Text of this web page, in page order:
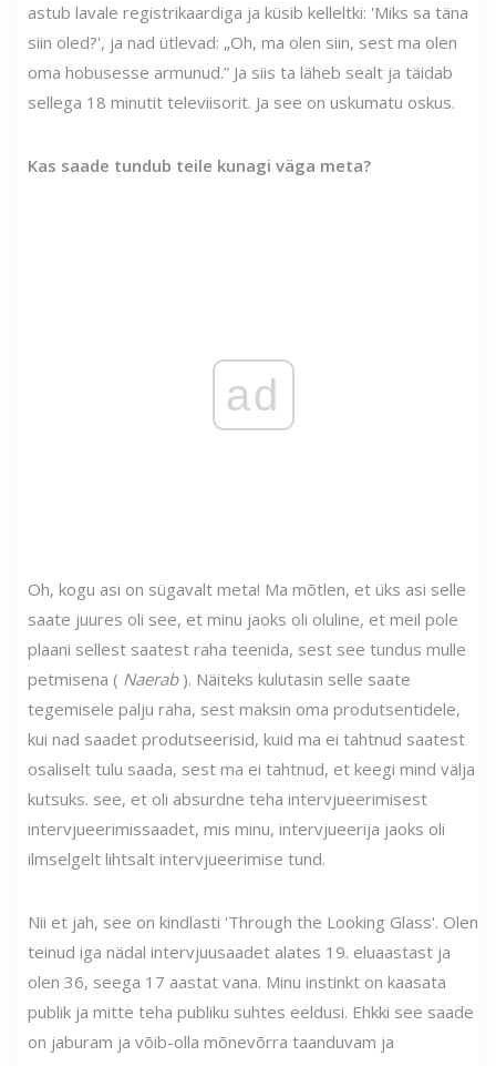
astub lavale registrikaardiga ja küsib kelleltki: 'Miks sa täna
siin oled?', ja nad ütlevad: „Oh, ma olen siin, sest ma olen
oma hobusesse armunud.” Ja siis ta läheb sealt ja täidab
sellega 18 minutit televiisorit. Ja see on uskumatu oskus.
Kas saade tundub teile kunagi väga meta?
ad
Oh, kogu asi on sügavalt meta! Ma mõtlen, et üks asi selle
saate juures oli see, et minu jaoks oli oluline, et meil pole
plaani sellest saatest raha teenida, sest see tundus mulle
petmisena ( Naerab). Näiteks kulutasin selle saate
tegemisele palju raha, sest maksin oma produtsentidele,
kui nad saadet produtseerisid, kuid ma ei tahtnud saatest
osaliselt tulu saada, sest ma ei tahtnud, et keegi mind välja
kutsuks. see, et oli absurdne teha intervjueerimisest
intervjueerimissaadet, mis minu, intervjueerija jaoks oli
ilmselgelt lihtsalt intervjueerimise tund.
Nii et jah, see on kindlasti 'Through the Looking Glass'. Olen
teinud iga nädal intervjuusaadet alates 19. eluaastast ja
olen 36, seega 17 aastat vana. Minu instinkt on kaasata
publik ja mitte teha publiku suhtes eeldusi. Ehkki see saade
on jaburam ja võib-olla mõnevõrra taanduvam ja